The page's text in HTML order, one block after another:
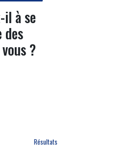
il à se
?
Résultats